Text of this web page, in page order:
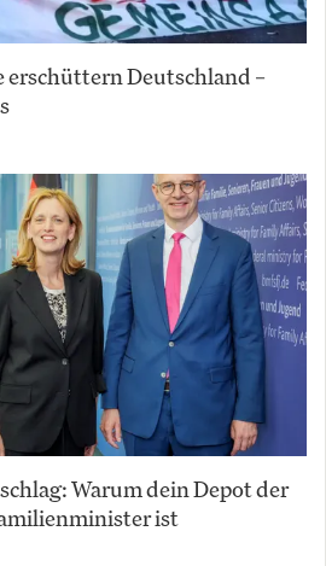
Deutschland –
Warum dein Depot der
ist